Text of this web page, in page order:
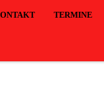
TERMINE